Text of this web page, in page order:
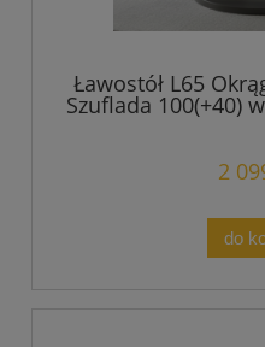
Ławostół L65
Szuflada 100(+40)
2
do